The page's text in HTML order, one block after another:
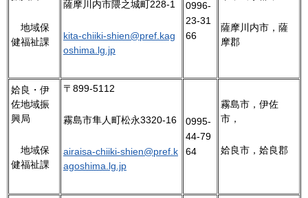
地域保
健福祉課
薩摩川内市隈之城町228-1
kita-chiiki-shien@pref.kag
oshima.lg.jp
0996-
23-31
66
薩摩川内市，薩
摩郡
姶良・伊
佐地域振
興局
地域保
健福祉課
〒899-5112
霧島市隼人町松永3320-16
airaisa-chiiki-shien@pref.k
agoshima.lg.jp
0995-
44-79
64
霧島市，伊佐
市，
姶良市，姶良郡